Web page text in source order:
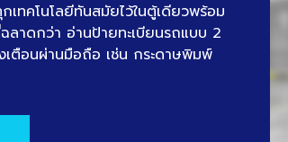
เทคโนโลยีทันสมัยไว้ในตู้เดียวพร้อม
ลาดกว่า อ่านป้ายทะเบียนรถแบบ 2
เตือนผ่านมือถือ เช่น กระดาษพิมพ์